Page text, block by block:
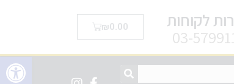
פתח
לקוחות
03-
₪0.00